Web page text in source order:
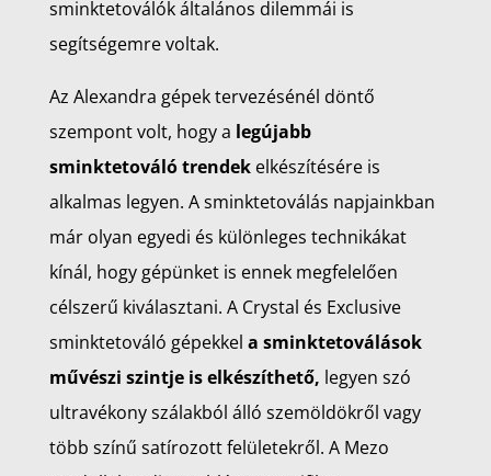
sminktetoválók általános dilemmái is
segítségemre voltak.
Az Alexandra gépek tervezésénél döntő
szempont volt, hogy a legújabb
sminktetováló trendek elkészítésére is
alkalmas legyen. A sminktetoválás napjainkban
már olyan egyedi és különleges technikákat
kínál, hogy gépünket is ennek megfelelően
célszerű kiválasztani. A Crystal és Exclusive
sminktetováló gépekkel a sminktetoválások
művészi szintje is elkészíthető, legyen szó
ultravékony szálakból álló szemöldökről vagy
több színű satírozott felületekről. A Mezo